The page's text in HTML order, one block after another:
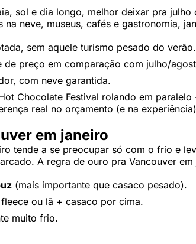
sol e dia longo, melhor deixar pra julho
neve, museus, cafés e gastronomia,
sem aquele turismo pesado do verão.
de preço em comparação com julho/
com neve garantida.
Chocolate Festival rolando em
real no orçamento (e na
em janeiro
tende a se preocupar só com o frio e
A regra de ouro pra Vancouver
(mais importante que casaco pesado).
ou lã + casaco por cima.
muito frio.